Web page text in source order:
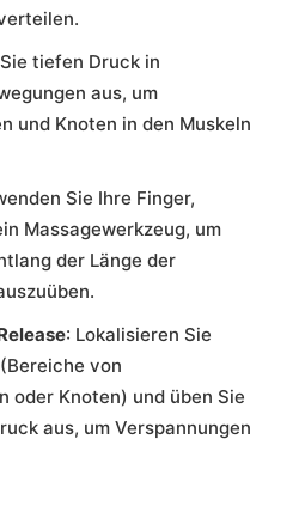
tiefen Druck in
aus, um
und Knoten in den Muskeln
Sie Ihre Finger,
Massagewerkzeug, um
der Länge der
: Lokalisieren Sie
von
oder Knoten) und üben Sie
aus, um Verspannungen